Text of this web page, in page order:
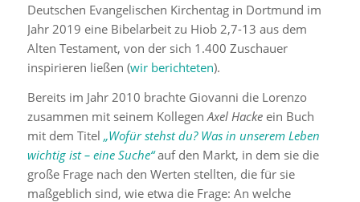
Deutschen Evangelischen Kirchentag in Dortmund im
Jahr 2019 eine Bibelarbeit zu Hiob 2,7-13 aus dem
Alten Testament, von der sich 1.400 Zuschauer
inspirieren ließen (wir berichteten).
Bereits im Jahr 2010 brachte Giovanni die Lorenzo
zusammen mit seinem KollegenAxel Hackeein Buch
mit dem Titel „Wofür stehst du? Was in unserem Leben
wichtig ist – eine Suche“auf den Markt, in dem sie die
große Frage nach den Werten stellten, die für sie
maßgeblich sind, wie etwa die Frage: An welche